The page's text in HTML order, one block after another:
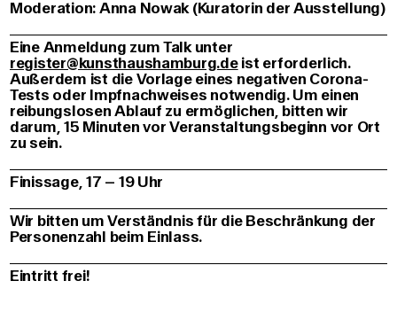
Moderation: Anna Nowak (Kuratorin der Ausstellung)
Eine Anmeldung zum Talk unter
register@kunsthaushamburg.deist erforderlich.
Außerdem ist die Vorlage eines negativen Corona-
Tests oder Impfnachweises notwendig. Um einen
reibungslosen Ablauf zu ermöglichen, bitten wir
darum, 15 Minuten vor Veranstaltungsbeginn vor Ort
zu sein.
Finissage, 17 – 19 Uhr
Wir bitten um Verständnis für die Beschränkung der
Personenzahl beim Einlass.
Eintritt frei!